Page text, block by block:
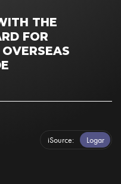
THE
FOR
iSource Logar